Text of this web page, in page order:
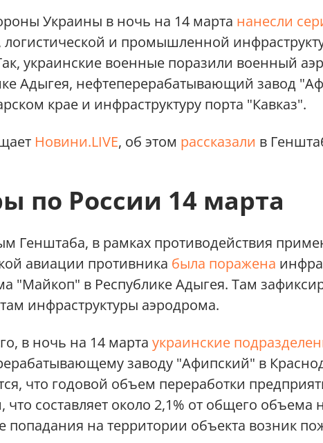
Украины в ночь на 14 марта нанесли
и промышленной
украинские военные поразили военный
Адыгея, нефтеперерабатывающий завод
крае и инфраструктуру порта "Кавказ".
Новини.LIVE, об этом рассказали в
по России 14 марта
Генштаба, в рамках противодействия
авиации противника была поражена
"Майкоп" в Республике Адыгея. Там
инфраструктуры аэродрома.
в ночь на 14 марта украинские
заводу "Афипский" в
что годовой объем переработки
что составляет около 2,1% от общего объема
попадания на территории объекта возник